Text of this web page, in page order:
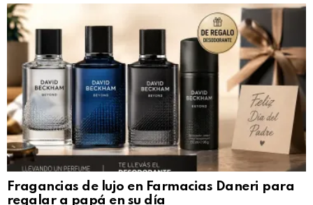
Fragancias de lujo en Farmacias Daneri para
regalar a papá en su día